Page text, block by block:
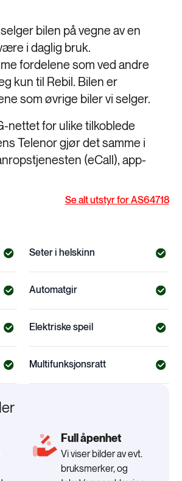
bilen på vegne av en
i daglig bruk.
fordelene som ved andre
kun til Rebil. Bilen er
som øvrige biler vi selger.
nettet for ulike tilkoblede
Telenor gjør det samme i
(eCall), app-
Se alt utstyr for AS64718
Seter i helskinn
Automatgir
Elektriske speil
Multifunksjonsratt
Full åpenhet
Vi viser bilder av evt.
bruksmerker, og